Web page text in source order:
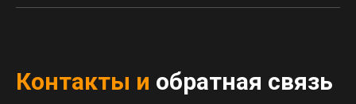
Контакты и обратная связь